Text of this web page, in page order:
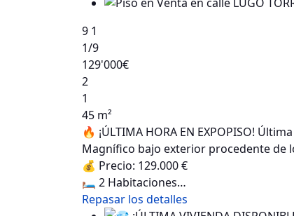
9 1
1/9
129'000€
2
1
45 m²
🔥 ¡ÚLTIMA HORA EN EXPOPISO!
Magnífico bajo exterior procedente de
💰 Precio: 129.000 €
🛏️ 2 Habitaciones…
Repasar los detalles